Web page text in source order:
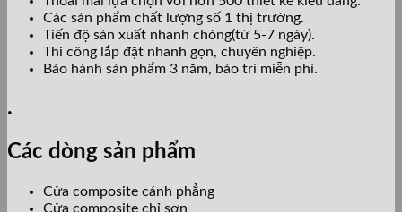
Các sản phẩm chất lượng số 1 thị trường.
Tiến độ sản xuất nhanh chóng(từ 5-7 ngày).
Thi công lắp đặt nhanh gọn, chuyên nghiệp.
Bảo hành sản phẩm 3 năm, bảo trì miễn phí.
.
Các dòng sản phẩm
Cửa composite cánh phẳng
Cửa composite chỉ sơn